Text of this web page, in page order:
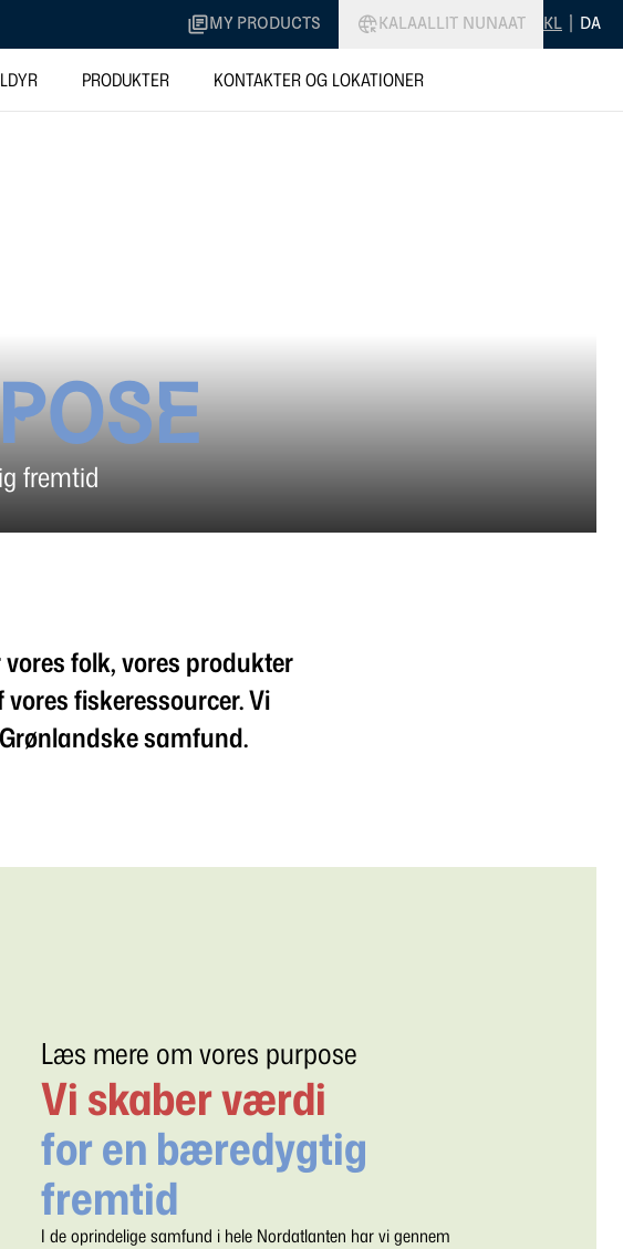
MY PRODUCTS KALAALLIT NUNAAT KL DA
PRODUKTER KONTAKTER OG LOKATIONER
fremtid
folk, vores produkter
fiskeressourcer. Vi
samfund.
Læs mere om vores purpose
Vi skaber værdi
for en bæredygtig
fremtid
I de oprindelige samfund i hele Nordatlanten har vi gennem